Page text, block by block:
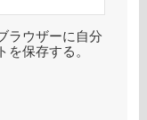
ラウザーに自分
保存する。